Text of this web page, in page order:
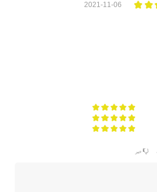
2021-11-06
خیر